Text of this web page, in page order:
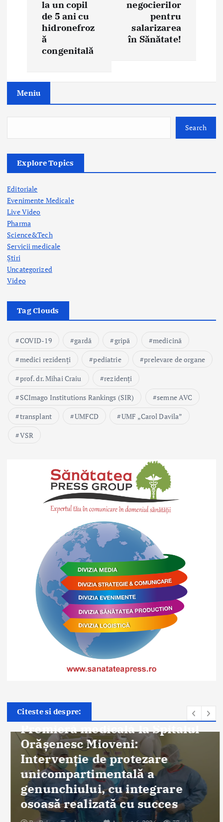
a
t
i
o
n
la un copil
de 5 ani cu
hidronefroz
ă
congenitală
negocierilor
pentru
salarizarea
în Sănătate!
Meniu
Search
Explore Topics
Editoriale
Evenimente Medicale
Live Video
Pharma
Science&Tech
Servicii medicale
Știri
Uncategorized
Video
Tag Clouds
COVID-19 gardă gripă
medicină
medici rezidenți
pediatrie
prelevare de organe
prof. dr. Mihai Craiu
rezidenți
SCImago Institutions Rankings (SIR)
semne AVC
transplant
UMFCD
UMF „Carol Davila”
VSR
Citeste si despre:
Știri
Premieră medicală la Spitalul
Orășenesc Mioveni:
Intervenţie de protezare
unicompartimentală a
genunchiului, cu integrare
osoasă realizată cu succes